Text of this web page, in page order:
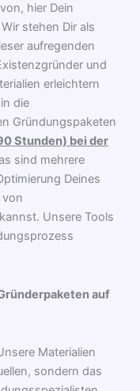
hier Dein
stehen Dir als
aufregenden
und
erleichtern
die
Gründungspaketen
Stunden) bei der
sind mehrere
Deines
von
Unsere Tools
auf
Materialien
sondern das